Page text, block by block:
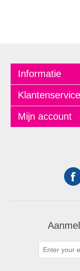
Informatie
Klantenservice
Mijn account